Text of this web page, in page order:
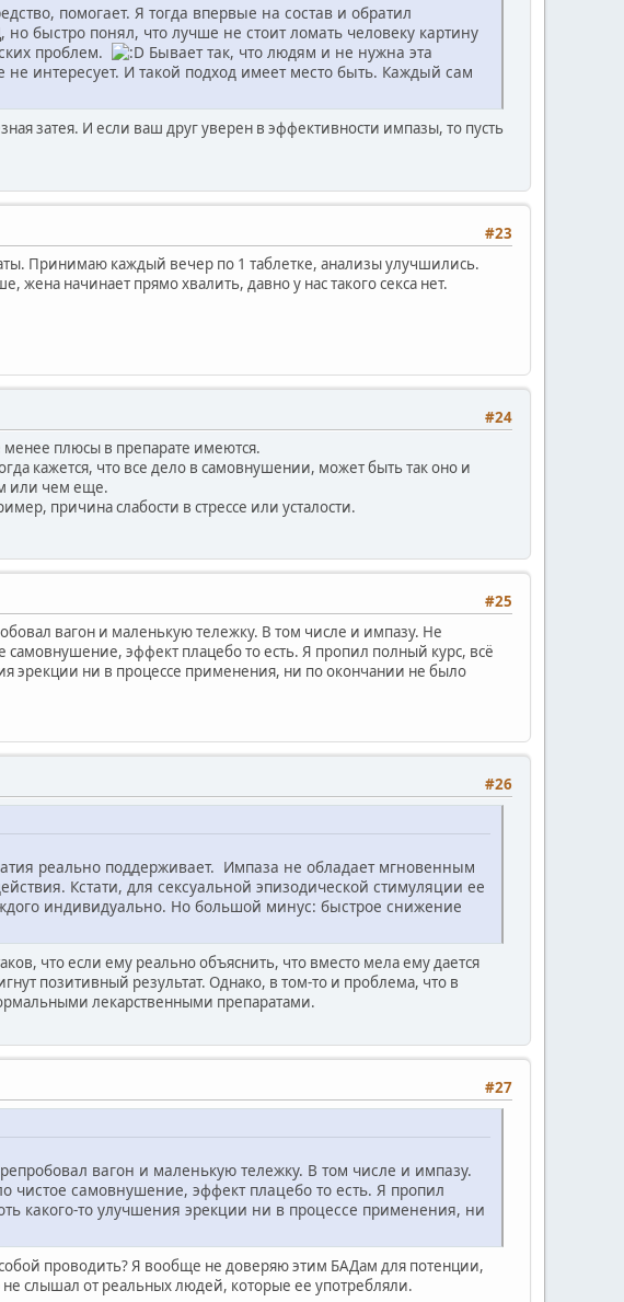
помогает. Я тогда впервые на состав и обратил
быстро понял, что лучше не стоит ломать человеку картину
проблем.
Бывает так, что людям и не нужна эта
интересует. И такой подход имеет место быть. Каждый сам
затея. И если ваш друг уверен в эффективности импазы, то пусть
#23
Принимаю каждый вечер по 1 таблетке, анализы улучшились.
жена начинает прямо хвалить, давно у нас такого секса нет.
#24
менее плюсы в препарате имеются.
кажется, что все дело в самовнушении, может быть так оно и
или чем еще.
причина слабости в стрессе или усталости.
#25
вагон и маленькую тележку. В том числе и импазу. Не
эффект плацебо то есть. Я пропил полный курс, всё
эрекции ни в процессе применения, ни по окончании не было
#26
реально поддерживает. Импаза не обладает мгновенным
Кстати, для сексуальной эпизодической стимуляции ее
индивидуально. Но большой минус: быстрое снижение
что если ему реально объяснить, что вместо мела ему дается
позитивный результат. Однако, в том-то и проблема, что в
лекарственными препаратами.
#27
вагон и маленькую тележку. В том числе и импазу.
самовнушение, эффект плацебо то есть. Я пропил
какого-то улучшения эрекции ни в процессе применения, ни
проводить? Я вообще не доверяю этим БАДам для потенции,
слышал от реальных людей, которые ее употребляли.